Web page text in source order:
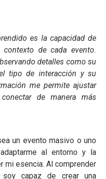
es la capacidad de
de cada evento.
detalles como su
tipo de interacción y su
me permite ajustar
de manera más
un evento masivo o uno
al entorno y la
mi esencia. Al comprender
capaz de crear una